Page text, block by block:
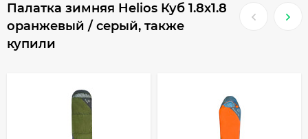
Палатка зимняя Helios Куб 1.8х1.8
оранжевый / серый, также
купили